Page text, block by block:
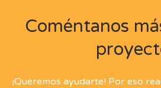
Coméntanos
¡Queremos ayudarte! Por eso